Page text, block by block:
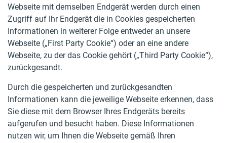
Webseite mit demselben Endgerät werden durch einen
Zugriff auf Ihr Endgerät die in Cookies gespeicherten
Informationen in weiterer Folge entweder an unsere
Webseite („First Party Cookie“) oder an eine andere
Webseite, zu der das Cookie gehört („Third Party Cookie“),
zurückgesandt.
Durch die gespeicherten und zurückgesandten
Informationen kann die jeweilige Webseite erkennen, dass
Sie diese mit dem Browser Ihres Endgeräts bereits
aufgerufen und besucht haben. Diese Informationen
nutzen wir, um Ihnen die Webseite gemäß Ihren